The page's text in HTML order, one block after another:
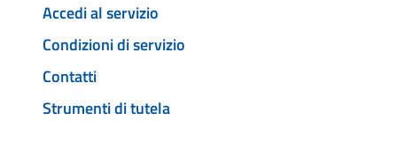
Accedi al servizio
Condizioni di servizio
Contatti
Strumenti di tutela